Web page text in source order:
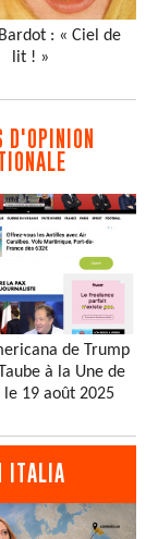
: « Ciel de
lit ! »
D'OPINION
de Trump
à la Une de
le 19 août 2025
ITALIA